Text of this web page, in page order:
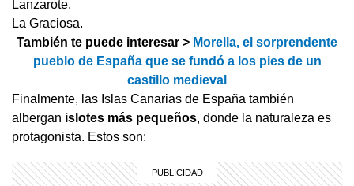
Lanzarote.
La Graciosa.
También te puede interesar > Morella, el sorprendente
pueblo de España que se fundó a los pies de un
castillo medieval
Finalmente, las Islas Canarias de España también
albergan islotes más pequeños, donde la naturaleza es
protagonista. Estos son: